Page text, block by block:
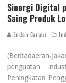
Sinergi Digital
Saing Produk
Endah Caratri
(Beritadaerah-
penguatan
Peningkatan